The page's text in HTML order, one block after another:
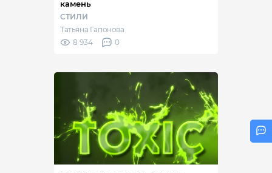
камень
СТИЛИ
Татьяна Гапонова
8 934
0